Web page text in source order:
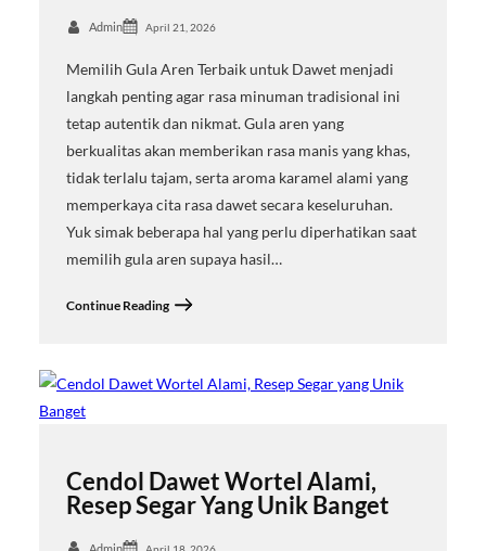
Admin April 21, 2026
Memilih Gula Aren Terbaik untuk Dawet menjadi
langkah penting agar rasa minuman tradisional ini
tetap autentik dan nikmat. Gula aren yang
berkualitas akan memberikan rasa manis yang khas,
tidak terlalu tajam, serta aroma karamel alami yang
memperkaya cita rasa dawet secara keseluruhan.
Yuk simak beberapa hal yang perlu diperhatikan saat
memilih gula aren supaya hasil…
Continue Reading
Cendol Dawet Wortel Alami,
Resep Segar Yang Unik Banget
Admin